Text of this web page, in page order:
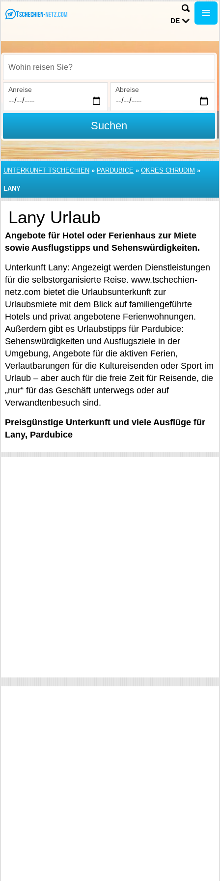
DE
Wohin reisen Sie?
Anreise Abreise
Suchen
UNTERKUNFT TSCHECHIEN » PARDUBICE » OKRES CHRUDIM »
LANY
Lany Urlaub
Angebote für Hotel oder Ferienhaus zur Miete
sowie Ausflugstipps und Sehenswürdigkeiten.
Unterkunft Lany: Angezeigt werden Dienstleistungen
für die selbstorganisierte Reise. www.tschechien-
netz.com bietet die Urlaubsunterkunft zur
Urlaubsmiete mit dem Blick auf familiengeführte
Hotels und privat angebotene Ferienwohnungen.
Außerdem gibt es Urlaubstipps für Pardubice:
Sehenswürdigkeiten und Ausflugsziele in der
Umgebung, Angebote für die aktiven Ferien,
Verlautbarungen für die Kultureisenden oder Sport im
Urlaub – aber auch für die freie Zeit für Reisende, die
„nur“ für das Geschäft unterwegs oder auf
Verwandtenbesuch sind.
Preisgünstige Unterkunft und viele Ausflüge für
Lany, Pardubice